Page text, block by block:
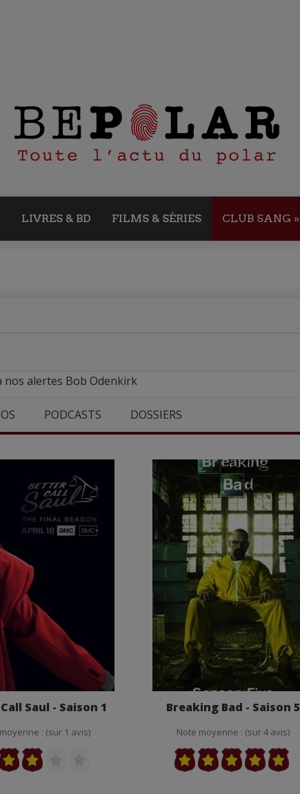
LIVRES & BD FILMS & SÉRIES CLUB SANG »
nos alertes Bob Odenkirk
PODCASTS DOSSIERS
Saul - Saison 1
: (sur 1 avis)
Breaking Bad - Saison 5
Note moyenne : (sur 4 avis)